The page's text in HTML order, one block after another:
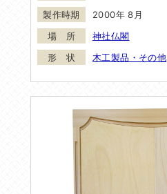
2000年 8月
神社仏閣
木工製品・その他